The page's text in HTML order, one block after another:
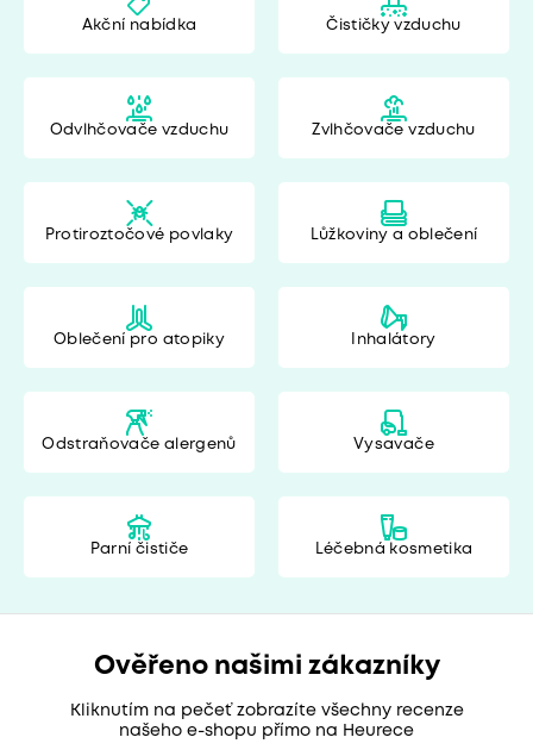
Akční nabídka Čističky vzduchu
Odvlhčovače vzduchu Zvlhčovače vzduchu
Protiroztočové povlaky Lůžkoviny a oblečení
Oblečení pro atopiky Inhalátory
Odstraňovače alergenů Vysavače
Parní čističe Léčebná kosmetika
Ověřeno našimi zákazníky
Kliknutím na pečeť zobrazíte všechny recenze
našeho e-shopu přímo na Heurece